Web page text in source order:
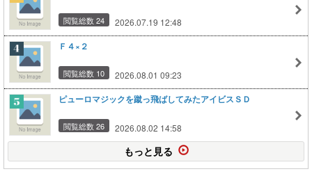
閲覧総数 24 2026.07.19 12:48
Ｆ４×２
閲覧総数 10 2026.08.01 09:23
ピューロマジックを蹴っ飛ばしてみたアイビスＳＤ
閲覧総数 26 2026.08.02 14:58
もっと見る